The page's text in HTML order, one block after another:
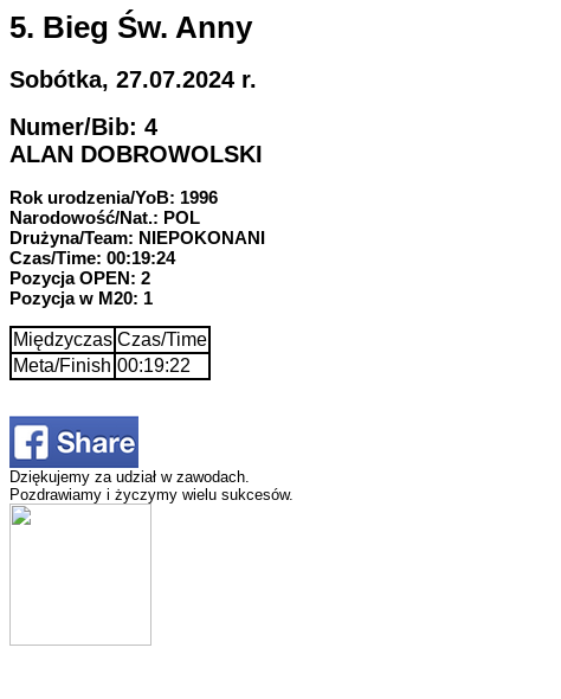
5. Bieg Św. Anny
Sobótka, 27.07.2024 r.
Numer/Bib: 4
ALAN DOBROWOLSKI
Rok urodzenia/YoB: 1996
Narodowość/Nat.: POL
Drużyna/Team: NIEPOKONANI
Czas/Time: 00:19:24
Pozycja OPEN: 2
Pozycja w M20: 1
Międzyczas Czas/Time
Meta/Finish 00:19:22
Dziękujemy za udział w zawodach.
Pozdrawiamy i życzymy wielu sukcesów.